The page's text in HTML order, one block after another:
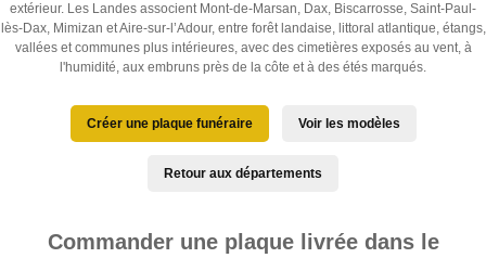
extérieur. Les Landes associent Mont-de-Marsan, Dax, Biscarrosse, Saint-Paul-
lès-Dax, Mimizan et Aire-sur-l’Adour, entre forêt landaise, littoral atlantique, étangs,
vallées et communes plus intérieures, avec des cimetières exposés au vent, à
l'humidité, aux embruns près de la côte et à des étés marqués.
Créer une plaque funéraire Voir les modèles
Retour aux départements
Commander une plaque livrée dans le